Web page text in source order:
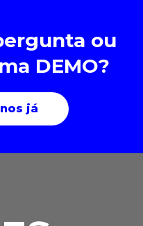
ou
DEMO?
já